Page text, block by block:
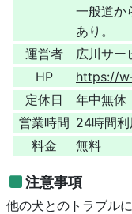
一般道か
あり。
運営者
広川サー
HP
https://
定休日
年中無休
営業時間 24時間
料金
無料
注意事項
他の犬とのトラブル